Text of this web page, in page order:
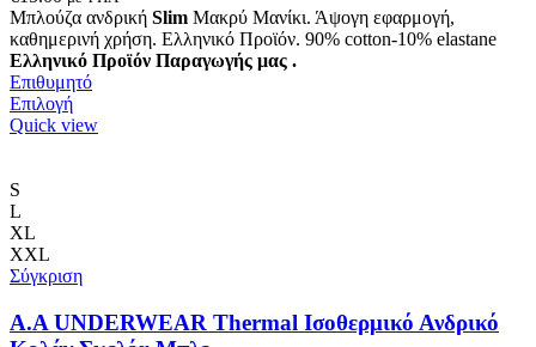
του
προϊόντος
Μπλούζα ανδρική Slim Μακρύ Μανίκι. Άψογη εφαρμογή,
καθημερινή χρήση. Ελληνικό Προϊόν. 90% cotton-10% elastane
Ελληνικό Προϊόν Παραγωγής μας .
Επιθυμητό
ΕπιλογήΑυτό
το
μπορούν
επιλεγούν
στη
Quick view
S
L
XL
XXL
Σύγκριση
Α.A UNDERWEAR Thermal Ισοθερμικό Ανδρικό